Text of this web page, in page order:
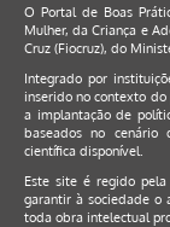
O Portal de Boas
Mulher, da Criança e
Cruz (Fiocruz), do
Integrado por
inserido no contexto
a implantação de
baseados no cenário
científica disponível.
Este site é regido pela
garantir à sociedade o
toda obra intelectual